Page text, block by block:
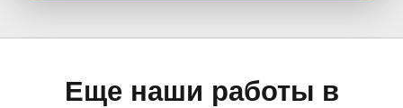
Еще наши работы в